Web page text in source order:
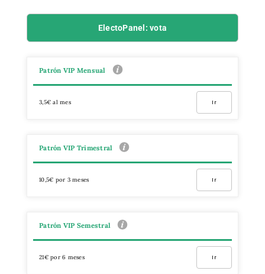
ElectoPanel: vota
Patrón VIP Mensual
3,5€ al mes Ir
Patrón VIP Trimestral
10,5€ por 3 meses Ir
Patrón VIP Semestral
21€ por 6 meses Ir